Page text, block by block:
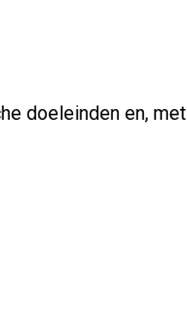
doeleinden en, met